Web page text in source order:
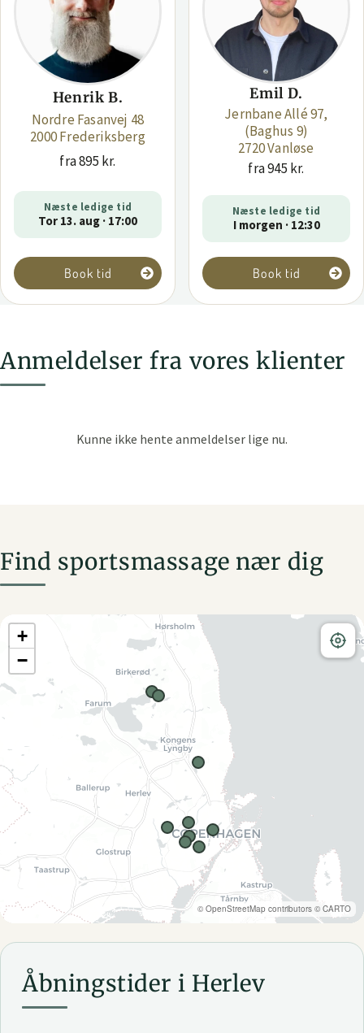
Henrik B.
Nordre Fasanvej 48
2000 Frederiksberg
fra 895 kr.
Næste ledige tid
Tor 13. aug · 17:00
Book tid
Emil D.
Jernbane Allé 97,
(Baghus 9)
2720 Vanløse
fra 945 kr.
Næste ledige tid
I morgen · 12:30
Book tid
Anmeldelser fra vores klienter
Find sportsmassage nær dig
+
−
© OpenStreetMap contributors © CARTO
Åbningstider i Herlev